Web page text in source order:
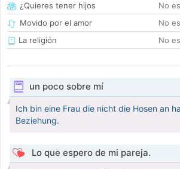
¿Quieres tener hijos
No
Movido por el amor
No
La religión
No
un poco sobre mí
Ich bin eine Frau die nicht die Hosen an
Beziehung.
Lo que espero de mi pareja.